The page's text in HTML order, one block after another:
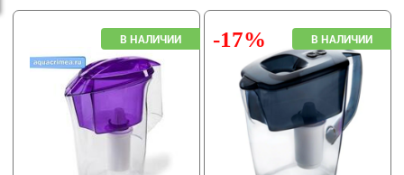
-17%